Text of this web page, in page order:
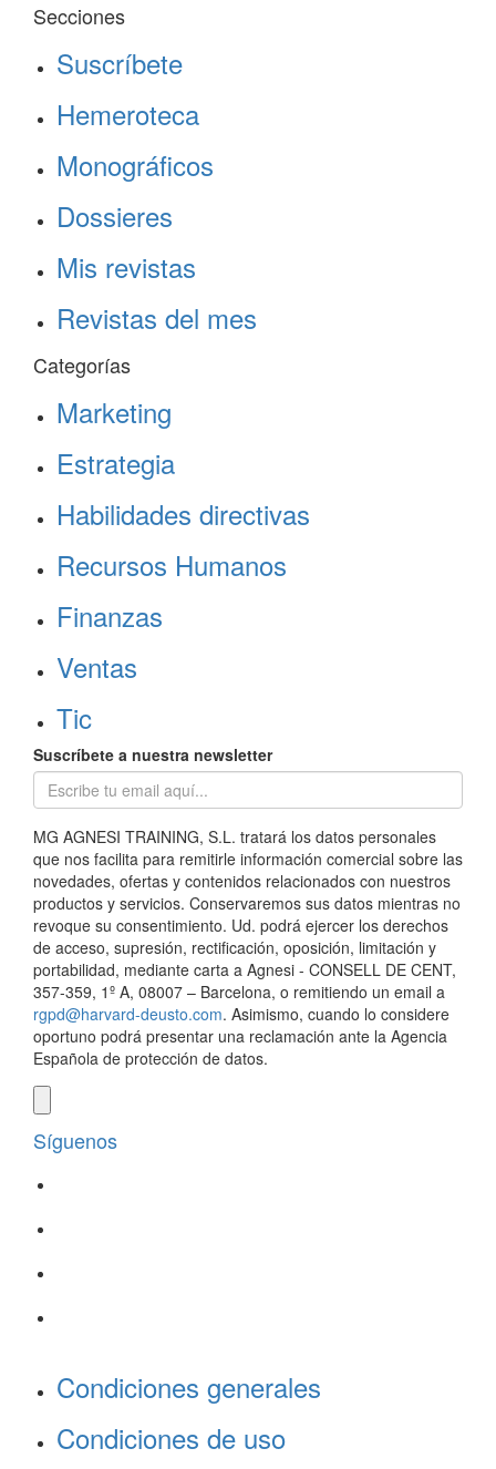
Secciones
Suscríbete
Hemeroteca
Monográficos
Dossieres
Mis revistas
Revistas del mes
Categorías
Marketing
Estrategia
Habilidades directivas
Recursos Humanos
Finanzas
Ventas
Tic
Suscríbete a nuestra newsletter
MG AGNESI TRAINING, S.L. tratará los datos personales
que nos facilita para remitirle información comercial sobre las
novedades, ofertas y contenidos relacionados con nuestros
productos y servicios. Conservaremos sus datos mientras no
revoque su consentimiento. Ud. podrá ejercer los derechos
de acceso, supresión, rectificación, oposición, limitación y
portabilidad, mediante carta a Agnesi - CONSELL DE CENT,
357-359, 1º A, 08007 – Barcelona, o remitiendo un email a
rgpd@harvard-deusto.com. Asimismo, cuando lo considere
oportuno podrá presentar una reclamación ante la Agencia
Española de protección de datos.
Síguenos
Condiciones generales
Condiciones de uso